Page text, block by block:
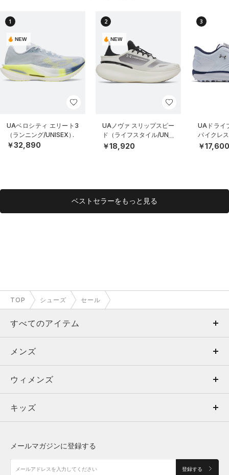
1
NEW
UAベロシティ エリート3
（ランニング/UNISEX）
￥32,890
2
NEW
UAノヴァ スリップスピー
ド（ライフスタイル/UNIS
EX）
￥18,920
3
UAドライ
パイクレ
MEN）
￥
ベストセラーをもっと見る
TOP シューズ セール
すべてのアイテム
メンズ
ウィメンズ
キッズ
アクセサリー
メンズ
トップス
ボトムス
アクセサリー
ウィメンズ
トップス
シューズ
キッズ
メールマガジンに登録する
登録する